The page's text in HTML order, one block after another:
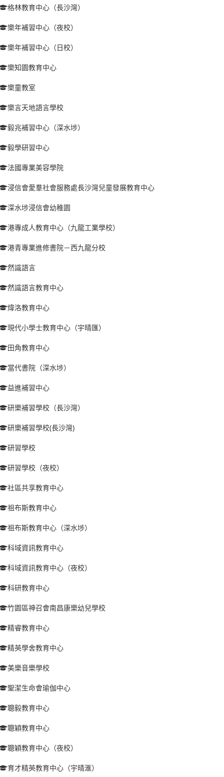
格林教育中心（長沙灣）
樂年補習中心（夜校）
樂年補習中心（日校）
樂知園教育中心
樂童教室
樂言天地語言學校
毅兆補習中心（深水埗）
毅學研習中心
法國專業美容學院
浸信會愛羣社會服務處長沙灣兒童發展教育中心
深水埗浸信會幼稚園
港專成人教育中心（九龍工業學校）
港青專業進修書院－西九龍分校
然識語言
然識語言教育中心
煒洛教育中心
現代小學士教育中心（宇晴匯）
田角教育中心
當代書院（深水埗）
益進補習中心
研樂補習學校（長沙灣）
研樂補習學校(長沙灣)
研習學校
研習學校（夜校）
社區共享教育中心
祖布斯教育中心
祖布斯教育中心（深水埗）
科域資訊教育中心
科域資訊教育中心（夜校）
科研教育中心
竹園區神召會南昌康樂幼兒學校
精睿教育中心
精英學舍教育中心
美樂音樂學校
聖潔生命會瑜伽中心
聰毅教育中心
聰穎教育中心
聰穎教育中心（夜校）
育才精英教育中心（宇晴滙）